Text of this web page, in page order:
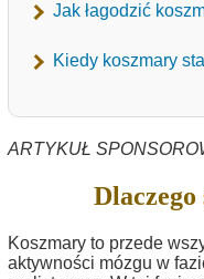
Jak łagodzić
Kiedy koszmary
ARTYKUŁ
Koszmary to przede
aktywności mózgu w